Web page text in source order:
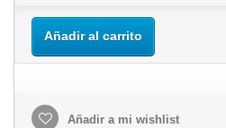
Añadir al carrito
Añadir a mi wishlist